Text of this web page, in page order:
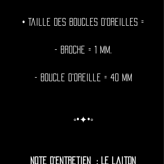
• Taille des boucles d'oreilles =
- Broche = 1 mm.
- Boucle d'oreille = 40 mm
◦•✦•◦
Note d'entretien : Le laiton